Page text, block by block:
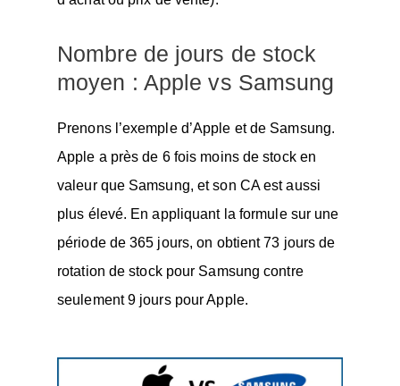
Nombre de jours de stock
moyen : Apple vs Samsung
Prenons l’exemple d’Apple et de Samsung.
Apple a près de 6 fois moins de stock en
valeur que Samsung, et son CA est aussi
plus élevé. En appliquant la formule sur une
période de 365 jours, on obtient 73 jours de
rotation de stock pour Samsung contre
seulement 9 jours pour Apple.